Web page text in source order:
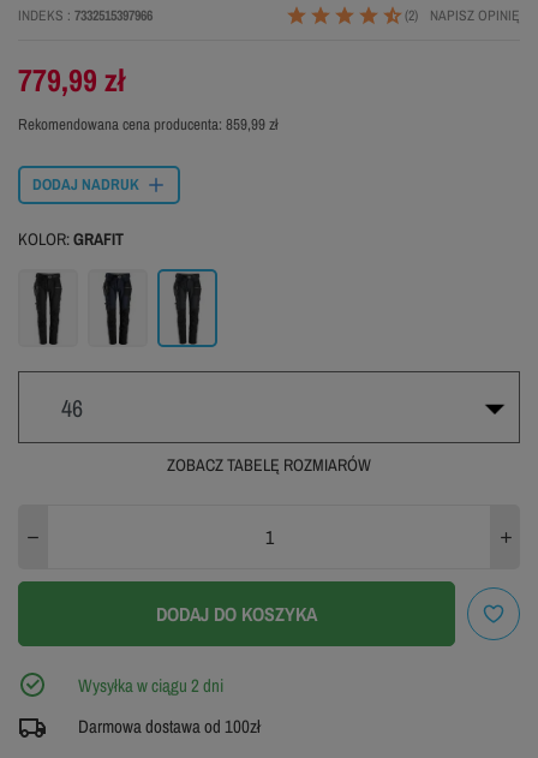
INDEKS 7332515397966 (2) NAPISZ OPINIĘ
Rekomendowana cena producenta: 859,99 zł
779,99 zł
DODAJ NADRUK
KOLOR:GRAFIT
Czarny GranatowyGrafit
46
46
52
58
88 (44 SHORT) 92 (46 SHORT)
ZOBACZ TABELĘ ROZMIARÓW
DODAJ DO KOSZYKA
Wysyłka w ciągu 2 dni
Darmowa dostawa od 100zł